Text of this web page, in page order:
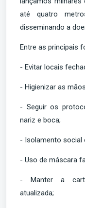
até quatro
disseminando a
Entre as principais
- Evitar locais
- Higienizar as
- Seguir os
nariz e boca;
- Isolamento social
- Uso de máscara
- Manter a
atualizada;